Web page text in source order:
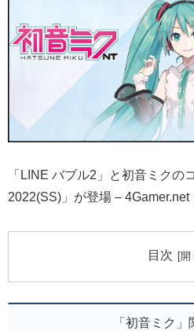
「LINE バブル2」と初音ミクの
2022(SS)」が登場 – 4Gamer.net
目次
「初音ミク」